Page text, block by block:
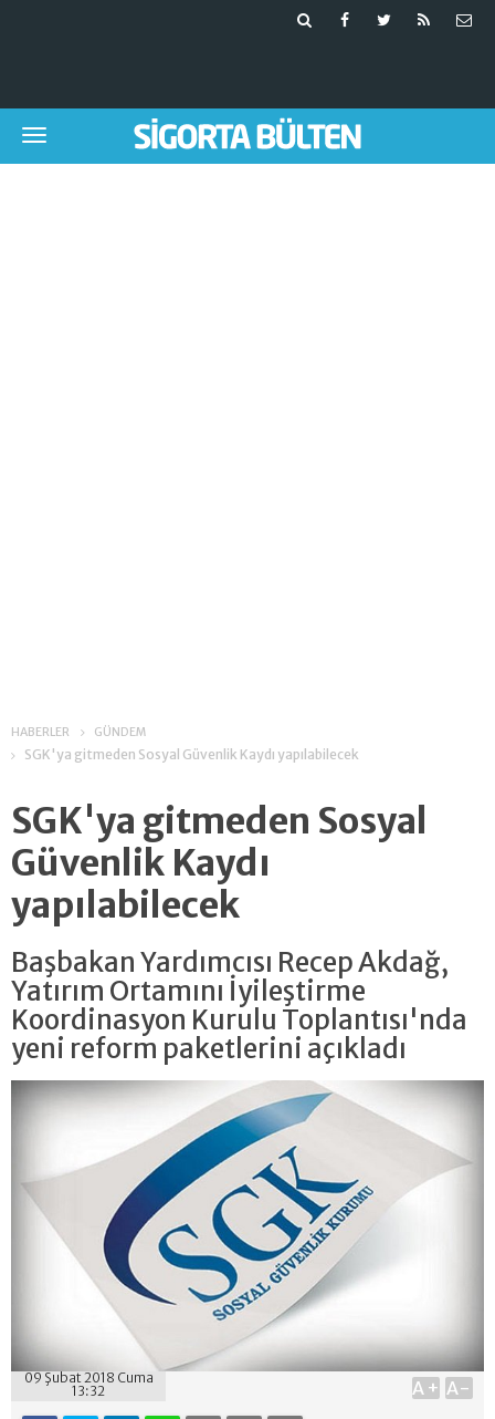
HABERLER GÜNDEM
SGK'ya gitmeden Sosyal Güvenlik Kaydı yapılabilecek
SGK'ya gitmeden Sosyal
Güvenlik Kaydı
yapılabilecek
Başbakan Yardımcısı Recep Akdağ,
Yatırım Ortamını İyileştirme
Koordinasyon Kurulu Toplantısı'nda
yeni reform paketlerini açıkladı
09 Şubat 2018 Cuma
13:32
A+ A-